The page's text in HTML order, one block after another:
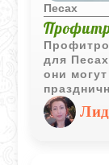
Песах
для
они
дрожжей,
молока,